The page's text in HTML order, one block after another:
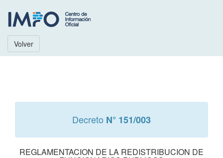
Volver
Decreto N° 151/003
REGLAMENTACION DE LA REDISTRIBUCION DE